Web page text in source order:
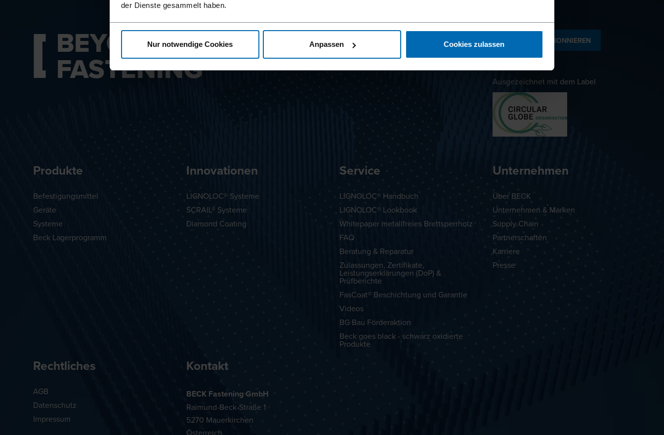
der Dienste gesammelt haben.
Nur notwendige Cookies Anpassen Cookies zulassen
BEYOND
FASTENING
NEWSLETTER ABONNIEREN
Ausgezeichnet mit dem Label
Produkte
Befestigungsmittel
Geräte
Systeme
Beck Lagerprogramm
Innovationen
LIGNOLOC® Systeme
SCRAIL® Systeme
Diamond Coating
Service
LIGNOLOC® Handbuch
LIGNOLOC® Lookbook
Whitepaper metallfreies Brettsperrholz
FAQ
Beratung & Reparatur
Zulassungen, Zertifikate,
Leistungserklärungen (DoP) &
Prüfberichte
FasCoat® Beschichtung und Garantie
Videos
BG Bau Förderaktion
Beck goes black - schwarz oxidierte
Produkte
Unternehmen
Über BECK
Unternehmen & Marken
Supply Chain
Partnerschaften
Karriere
Presse
Rechtliches
AGB
Datenschutz
Impressum
Kontakt
BECK Fastening GmbH
Raimund-Beck-Straße 1
5270 Mauerkirchen
Österreich